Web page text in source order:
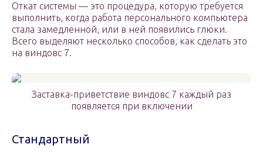
Откат системы — это процедура, которую требуется
выполнить, когда работа персонального компьютера
стала замедленной, или в ней появились глюки.
Всего выделяют несколько способов, как сделать это
на виндовс 7.
Заставка-приветствие виндовс 7 каждый раз
появляется при включении
Стандартный